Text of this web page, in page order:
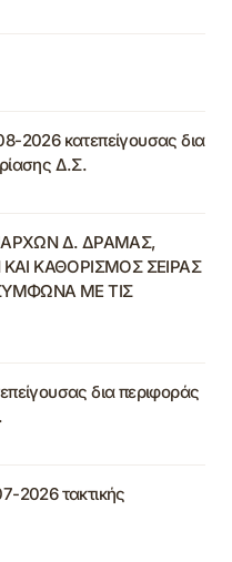
2026 κατεπείγουσας δια
Δ.Σ.
Δ. ΔΡΑΜΑΣ,
ΚΑΘΟΡΙΣΜΟΣ ΣΕΙΡΑΣ
ΜΕ ΤΙΣ
δια περιφοράς
2026 τακτικής